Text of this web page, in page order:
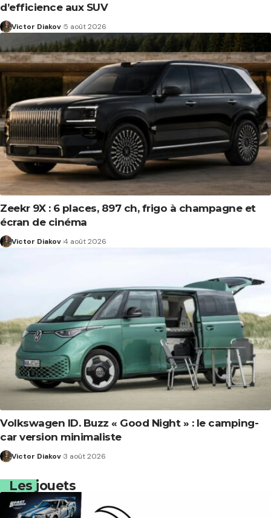
d’efficience aux SUV
Victor Diakov 5 août 2026
Zeekr 9X : 6 places, 897 ch, frigo à champagne et
écran de cinéma
Victor Diakov 4 août 2026
Volkswagen ID. Buzz « Good Night » : le camping-
car version minimaliste
Victor Diakov 3 août 2026
Les jouets